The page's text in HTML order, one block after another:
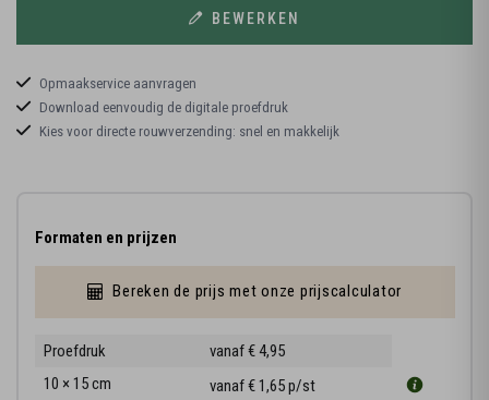
BEWERKEN
Opmaakservice aanvragen
Download eenvoudig de digitale proefdruk
Kies voor directe rouwverzending: snel en makkelijk
Formaten en prijzen
Bereken de prijs met onze prijscalculator
Proefdruk
vanaf € 4,95
10 × 15 cm
vanaf € 1,65p/st